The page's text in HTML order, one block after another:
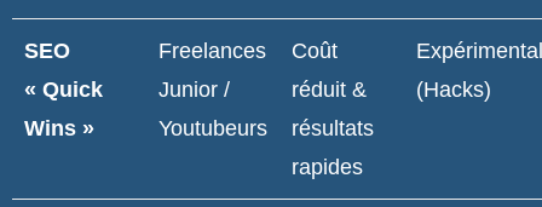
SEO
« Quick
Wins »
Freelances
Junior /
Youtubeurs
Coût
réduit &
résultats
rapides
(Hacks)